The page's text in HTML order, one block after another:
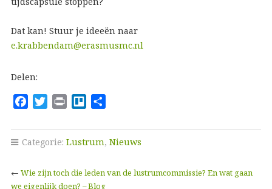
Dat kan! Stuur je ideeën naar
e.krabbendam@erasmusmc.nl
Delen:
c
e
o
i
t
e
i
n
e
l
o
l
e
Categorie: Lustrum, Nieuws
← Wie zijn toch die leden van de lustrumcommissie? En wat gaan
we eigenlijk doen? – Blog